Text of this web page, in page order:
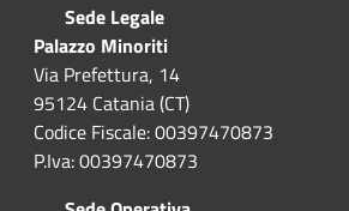
Sede Legale
Palazzo Minoriti
Via Prefettura, 14
95124 Catania (CT)
Codice Fiscale: 00397470873
P.Iva: 00397470873